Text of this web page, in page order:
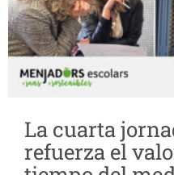
La cuarta
refuerza el